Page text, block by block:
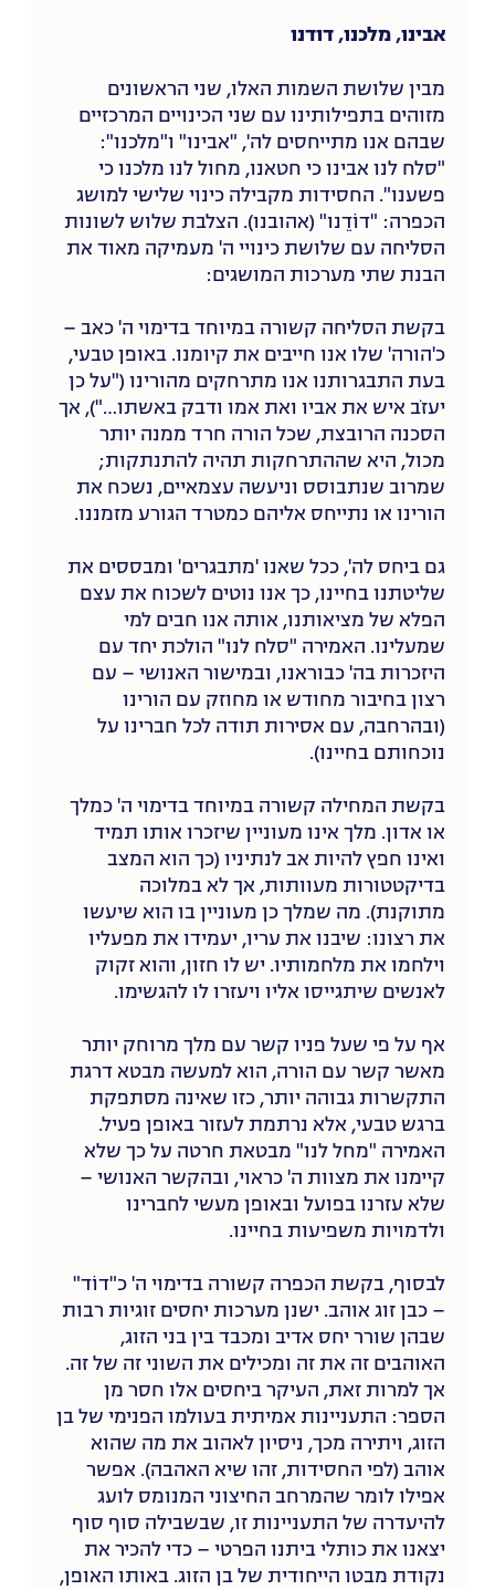
אבינו, מלכנו, דודנו
מבין שלושת השמות האלו, שני הראשונים
מזוהים בתפילותינו עם שני הכינויים המרכזיים
שבהם אנו מתייחסים לה', "אבינו" ו"מלכנו":
"סלח לנו אבינו כי חטאנו, מחול לנו מלכנו כי
פשענו". החסידות מקבילה כינוי שלישי למושג
הכפרה: "דוֹדֵנו" (אהובנו). הצלבת שלוש לשונות
הסליחה עם שלושת כינויי ה' מעמיקה מאוד את
הבנת שתי מערכות המושגים:
בקשת הסליחה קשורה במיוחד בדימוי ה' כאב –
כ'הורה' שלו אנו חייבים את קיומנו. באופן טבעי,
בעת התבגרותנו אנו מתרחקים מהורינו ("על כן
יעזֹב איש את אביו ואת אמו ודבק באשתו…"), אך
הסכנה הרובצת, שכל הורה חרד ממנה יותר
מכול, היא שההתרחקות תהיה להתנתקות;
שמרוב שנתבוסס וניעשה עצמאיים, נשכח את
הורינו או נתייחס אליהם כמטרד הגורע מזמננו.
גם ביחס לה', ככל שאנו 'מתבגרים' ומבססים את
שליטתנו בחיינו, כך אנו נוטים לשכוח את עצם
הפלא של מציאותנו, אותה אנו חבים למי
שמעלינו. האמירה "סלח לנו" הולכת יחד עם
היזכרות בה' כבוראנו, ובמישור האנושי – עם
רצון בחיבור מחודש או מחוזק עם הורינו
(ובהרחבה, עם אסירות תודה לכל חברינו על
נוכחותם בחיינו).
בקשת המחילה קשורה במיוחד בדימוי ה' כמלך
או אדון. מלך אינו מעוניין שיזכרו אותו תמיד
ואינו חפץ להיות אב לנתיניו (כך הוא המצב
בדיקטטורות מעוותות, אך לא במלוכה
מתוקנת). מה שמלך כן מעוניין בו הוא שיעשו
את רצונו: שיבנו את עריו, יעמידו את מפעליו
וילחמו את מלחמותיו. יש לו חזון, והוא זקוק
לאנשים שיתגייסו אליו ויעזרו לו להגשימו.
אף על פי שעל פניו קשר עם מלך מרוחק יותר
מאשר קשר עם הורה, הוא למעשה מבטא דרגת
התקשרות גבוהה יותר, כזו שאינה מסתפקת
ברגש טבעי, אלא נרתמת לעזור באופן פעיל.
האמירה "מחל לנו" מבטאת חרטה על כך שלא
קיימנו את מצוות ה' כראוי, ובהקשר האנושי –
שלא עזרנו בפועל ובאופן מעשי לחברינו
ולדמויות משפיעות בחיינו.
לבסוף, בקשת הכפרה קשורה בדימוי ה' כ"דוֹד"
– כבן זוג אוהב. ישנן מערכות יחסים זוגיות רבות
שבהן שורר יחס אדיב ומכבד בין בני הזוג,
האוהבים זה את זה ומכילים את השוני זה של זה.
אך למרות זאת, העיקר ביחסים אלו חסר מן
הספר: התעניינות אמיתית בעולמו הפנימי של בן
הזוג, ויתירה מכך, ניסיון לאהוב את מה שהוא
אוהב (לפי החסידות, זהו שיא האהבה). אפשר
אפילו לומר שהמרחב החיצוני המנומס לועג
להיעדרה של התעניינות זו, שבשבילה סוף סוף
יצאנו את כותלי ביתנו הפרטי – כדי להכיר את
נקודת מבטו הייחודית של בן הזוג. באותו האופן,